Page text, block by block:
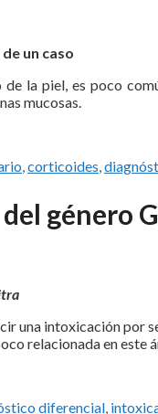
un caso
la piel, es poco
mucosas.
,corticoides,
género
una intoxicación por
relacionada en este
diferencial,